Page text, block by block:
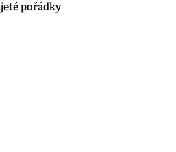
pořádky